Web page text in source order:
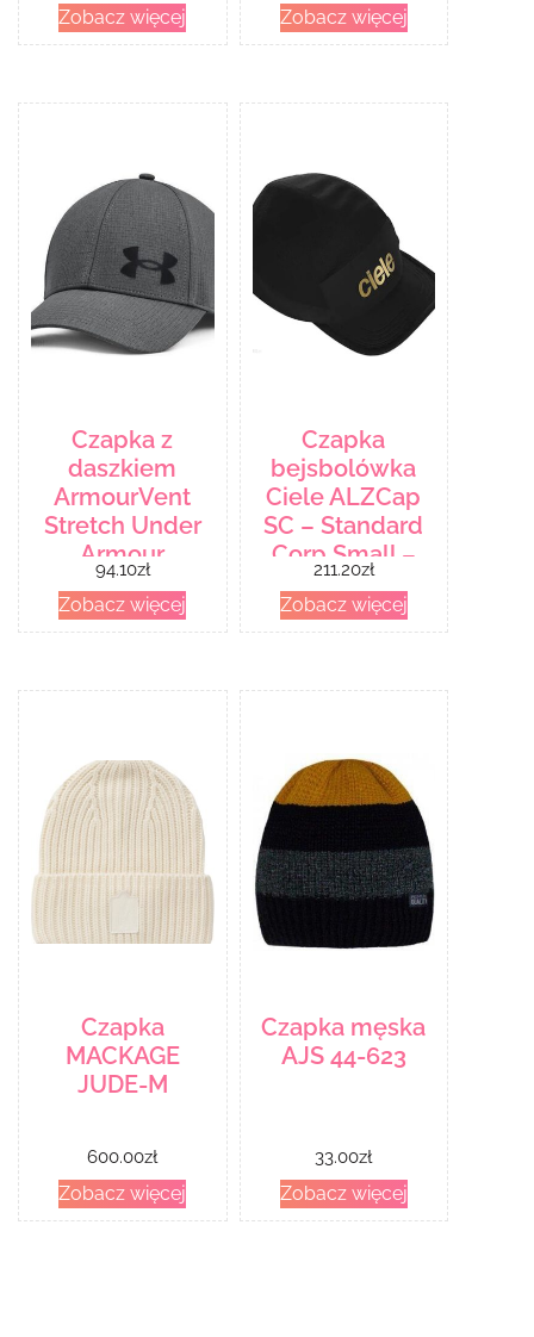
Zobacz więcej Zobacz więcej
Czapka z
daszkiem
ArmourVent
Stretch Under
Armour
94.10zł
Zobacz więcej
Czapka
bejsbolówka
Ciele ALZCap
SC – Standard
Corp Small –
Hallmark
211.20zł
Zobacz więcej
Czapka
MACKAGE
JUDE-M
600.00zł
Zobacz więcej
Czapka męska
AJS 44-623
33.00zł
Zobacz więcej